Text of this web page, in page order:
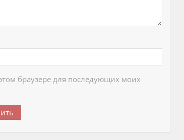
браузере для последующих моих